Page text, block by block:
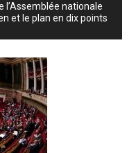
l’Assemblée nationale
et le plan en dix points